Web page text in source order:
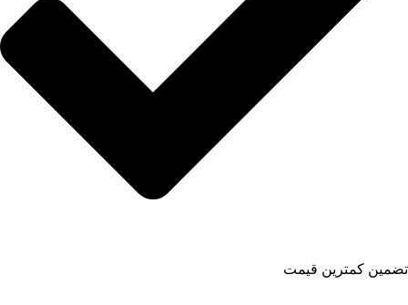
تضمین کمترین قیمت